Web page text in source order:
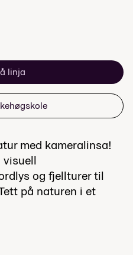
linja
med kameralinsa!
visuell
og fjellturer til
på naturen i et